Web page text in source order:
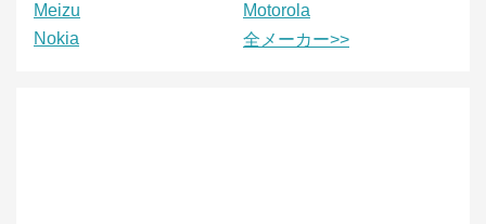
Meizu
Motorola
Nokia
全メーカー>>